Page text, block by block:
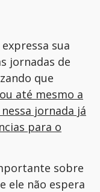
sua
jornadas de
que
até mesmo a
jornada já
para o
sobre
ele não espera